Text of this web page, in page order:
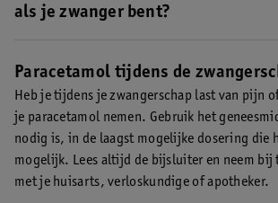
Neem bij twijfel altijd contact op met je arts
als je zwanger bent?
daarbij altijd aan de maximale dagdosering
500 mg.
Paracetamol tijdens de
Heb je tijdens je zwangerschap last van pijn
je paracetamol nemen. Gebruik het
nodig is, in de laagst mogelijke dosering die
mogelijk. Lees altijd de bijsluiter en neem
met je huisarts, verloskundige of apotheker.